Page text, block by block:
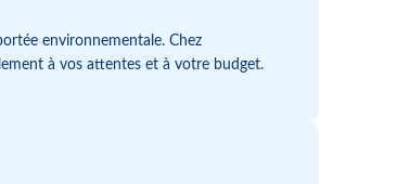
environnementale. Chez
à vos attentes et à votre budget.